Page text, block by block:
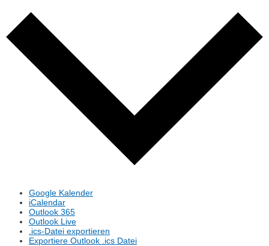
Google Kalender
iCalendar
Outlook 365
Outlook Live
.ics-Datei exportieren
Exportiere Outlook .ics Datei